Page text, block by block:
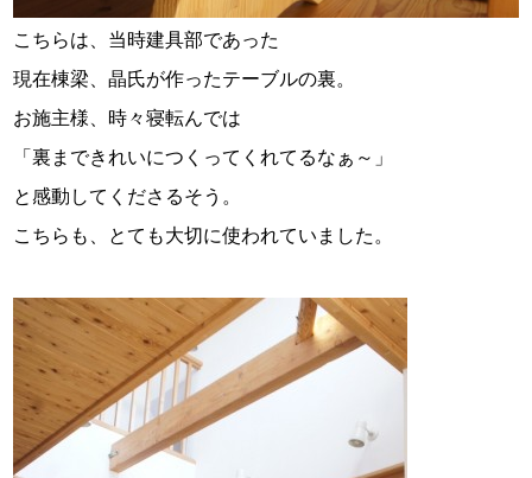
こちらは、当時建具部であった
現在棟梁、晶氏が作ったテーブルの裏。
お施主様、時々寝転んでは
「裏まできれいにつくってくれてるなぁ～」
と感動してくださるそう。
こちらも、とても大切に使われていました。